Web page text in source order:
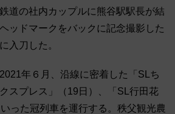
道の社内カップルに熊谷駅駅長が結
ッドマークをバックに記念撮影した
入刀した。
年６月、沿線に密着した「SLち
スプレス」（19日）、「SL行田花
った冠列車を運行する。秩父観光農